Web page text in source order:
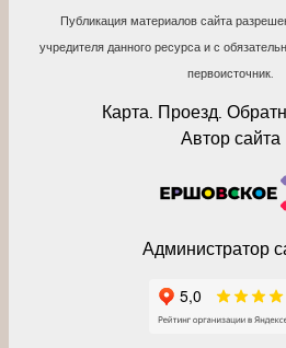
Публикация материалов сайта
учредителя данного ресурса и с
первоисточник.
Карта. Проезд.
Автор сайта
Администратор